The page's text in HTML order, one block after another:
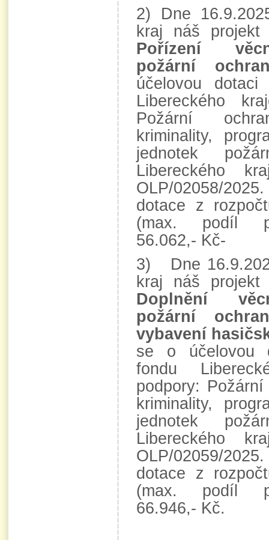
2) Dne
kraj náš
Pořízení
požární
účelovou
Libereckého
Požární
kriminality,
jednotek
Libereckého
OLP/02058/
dotace z
(max. podíl
56.062,- Kč-
3) Dne
kraj náš
Doplnění
požární
vybavení
se o účelovou
fondu
podpory:
kriminality,
jednotek
Libereckého
OLP/02059/
dotace z
(max. podíl
66.946,- Kč.